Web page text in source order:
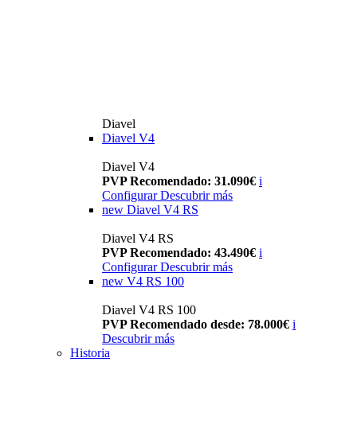
Diavel
Diavel V4
Diavel V4
PVP Recomendado: 31.090€ i
Configurar Descubrir más
new Diavel V4 RS
Diavel V4 RS
PVP Recomendado: 43.490€ i
Configurar Descubrir más
new V4 RS 100
Diavel V4 RS 100
PVP Recomendado desde: 78.000€ i
Descubrir más
Historia